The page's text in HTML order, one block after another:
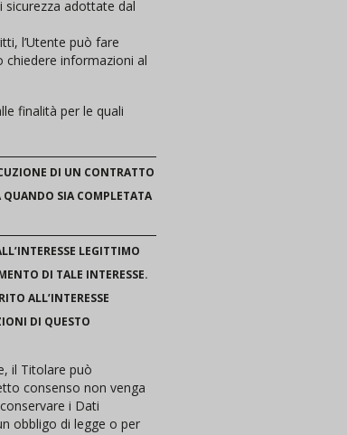
sicurezza adottate dal
l’Utente può fare
informazioni al
finalità per le quali
DI UN CONTRATTO
SIA COMPLETATA
LEGITTIMO
DI TALE INTERESSE.
ALL’INTERESSE
DI QUESTO
il Titolare può
consenso non venga
i Dati
obbligo di legge o per